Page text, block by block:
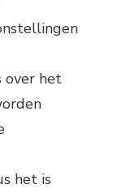
over het
het is